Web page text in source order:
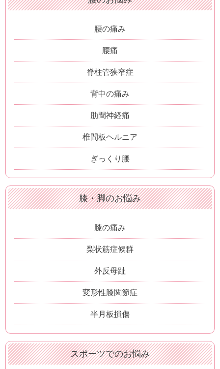
腰の痛み
腰痛
脊柱管狭窄症
背中の痛み
肋間神経痛
椎間板ヘルニア
ぎっくり腰
膝・脚のお悩み
膝の痛み
梨状筋症候群
外反母趾
変形性膝関節症
半月板損傷
スポーツでのお悩み